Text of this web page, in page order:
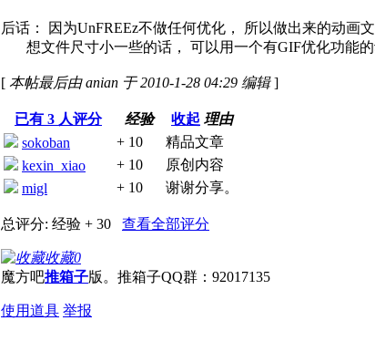
后话： 因为UnFREEz不做任何优化， 所以做出来的动画文
想文件尺寸小一些的话， 可以用一个有GIF优化功能的
[ 本帖最后由 anian 于 2010-1-28 04:29 编辑]
已有 3 人评分 经验 收起 理由
sokoban
+ 10
精品文章
kexin_xiao
+ 10
原创内容
migl
+ 10 谢谢分享。
总评分: 经验 + 30 查看全部评分
收藏0
魔方吧推箱子版。推箱子QQ群：92017135
使用道具 举报